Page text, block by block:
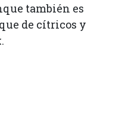
también es
de cítricos y